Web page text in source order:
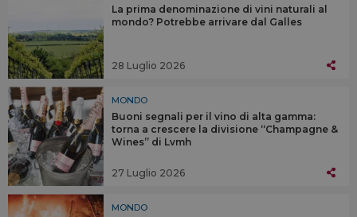
La prima denominazione di vini naturali al
mondo? Potrebbe arrivare dal Galles
28 Luglio 2026
MONDO
Buoni segnali per il vino di alta gamma:
torna a crescere la divisione “Champagne &
Wines” di Lvmh
27 Luglio 2026
MONDO